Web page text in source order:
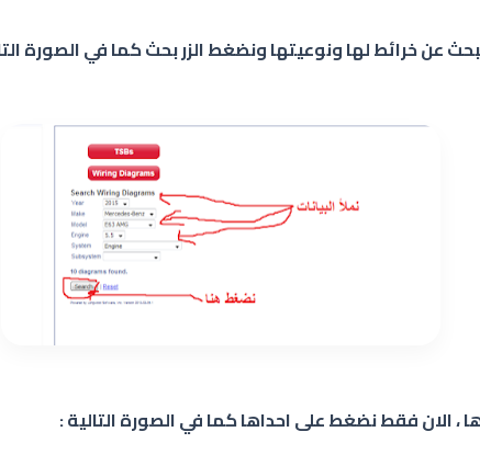
عن خرائط لها ونوعيتها ونضغط الزر بحث كما في الصورة
الان فقط نضغط على احداها كما في الصورة التالية :